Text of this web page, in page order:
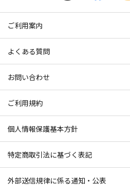
ご利用案内
よくある質問
お問い合わせ
ご利用規約
個人情報保護基本方針
特定商取引法に基づく表記
外部送信規律に係る通知・公表